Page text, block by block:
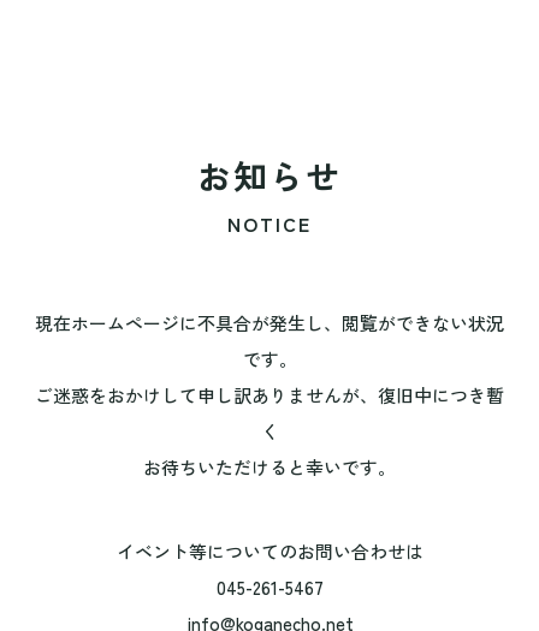
お知らせ
NOTICE
現在ホームページに不具合が発生し、閲覧ができない状況
です。
ご迷惑をおかけして申し訳ありませんが、復旧中につき暫
く
お待ちいただけると幸いです。
イベント等についてのお問い合わせは
045-261-5467
info@koganecho.net